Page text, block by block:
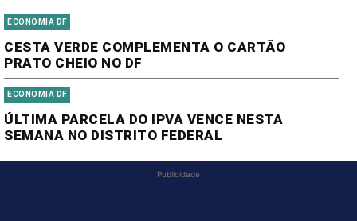
ECONOMIA DF
CESTA VERDE COMPLEMENTA O CARTÃO
PRATO CHEIO NO DF
ECONOMIA DF
ÚLTIMA PARCELA DO IPVA VENCE NESTA
SEMANA NO DISTRITO FEDERAL
Publicidade